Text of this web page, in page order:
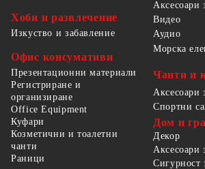
Хоби и развлечение
Изкуство и забавление
Офис консумативи
Презентационни материали
Регистриране и
организиране
Office Equipment
Аксесоари
Видео
Аудио
Морска
Чанти и
Аксесоари
Спортни
Куфари
Козметични и тоалетни
чанти
Раници
Дом и
Декор
Аксесоари
Сигурност